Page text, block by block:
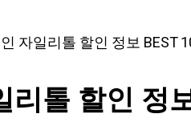
자일리톨 할인 정보 BEST
리톨 할인 정